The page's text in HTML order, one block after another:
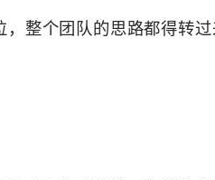
整个团队的思路都得转